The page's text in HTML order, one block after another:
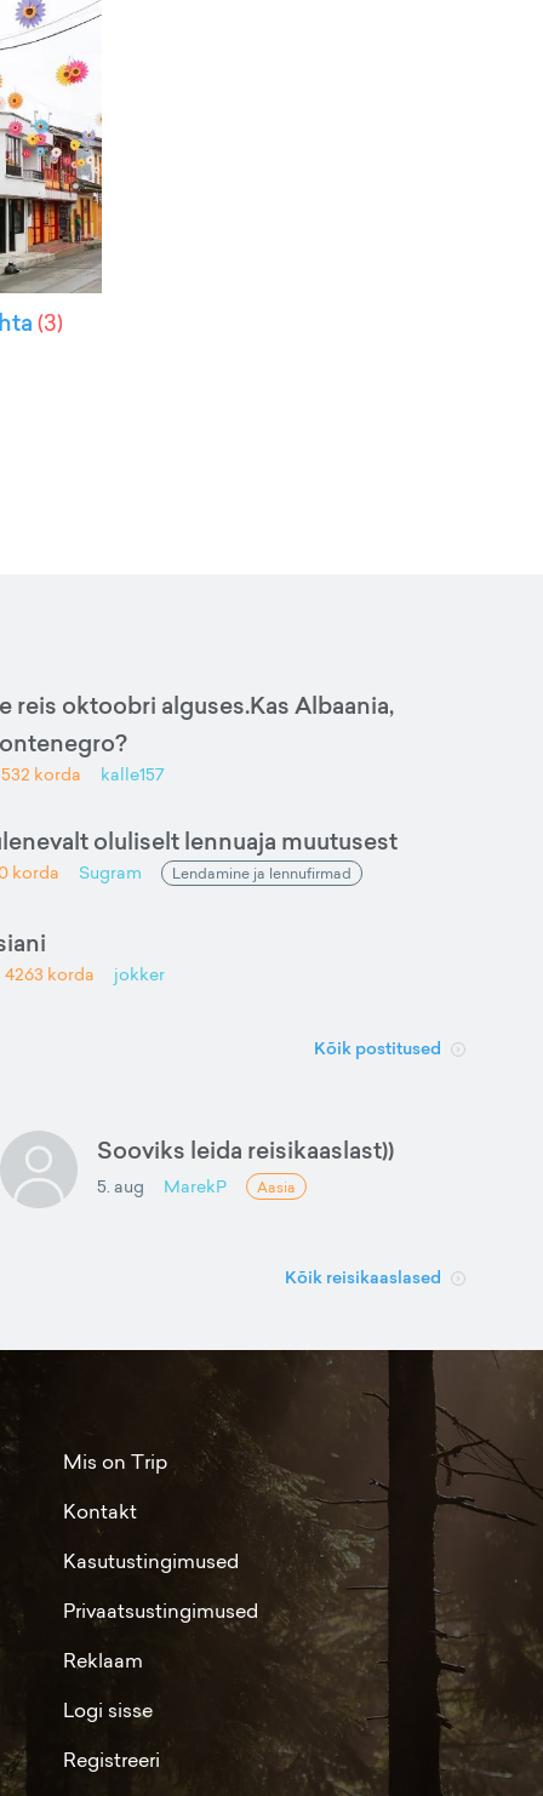
(3)
reis oktoobri alguses.Kas Albaania,
532 korda kalle157
oluliselt lennuaja muutusest
korda Sugram Lendamine ja lennufirmad
4263 korda jokker
Kõik postitused
Sooviks leida reisikaaslast))
5. aug MarekP Aasia
Kõik reisikaaslased
Mis on Trip
Kontakt
Kasutustingimused
Privaatsustingimused
Reklaam
Logi sisse
Registreeri